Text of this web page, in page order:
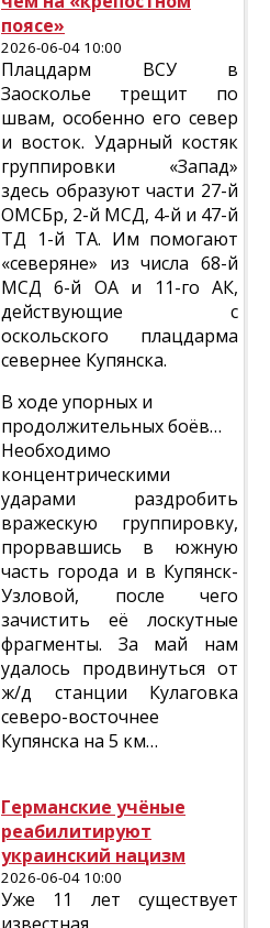
поясе»
2026-06-04 10:00
Плацдарм ВСУ в
Заосколье трещит по
швам, особенно его север
и восток. Ударный костяк
группировки «Запад»
здесь образуют части 27-й
ОМСБр, 2-й МСД, 4-й и 47-й
ТД 1-й ТА. Им помогают
«северяне» из числа 68-й
МСД 6-й ОА и 11-го АК,
действующие с
оскольского плацдарма
севернее Купянска.
В ходе упорных и
продолжительных боёв…
Необходимо
концентрическими
ударами раздробить
вражескую группировку,
прорвавшись в южную
часть города и в Купянск-
Узловой, после чего
зачистить её лоскутные
фрагменты. За май нам
удалось продвинуться от
ж/д станции Кулаговка
северо-восточнее
Купянска на 5 км…
Германские учёные
реабилитируют
украинский нацизм
2026-06-04 10:00
Уже 11 лет существует